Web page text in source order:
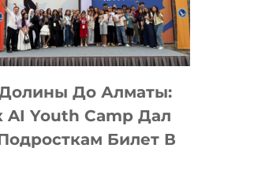
До Алматы:
AI Youth Camp Дал
Билет В